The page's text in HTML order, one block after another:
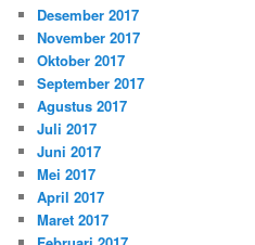
Desember 2017
November 2017
Oktober 2017
September 2017
Agustus 2017
Juli 2017
Juni 2017
Mei 2017
April 2017
Maret 2017